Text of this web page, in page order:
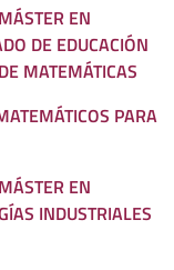
EN
DE EDUCACIÓN
MATEMÁTICAS
PARA
EN
INDUSTRIALES